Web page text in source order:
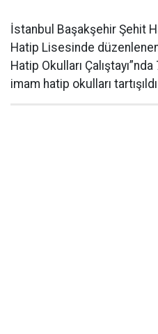
İstanbul Başakşehir Şehit
Hatip Lisesinde
Hatip Okulları
imam hatip okulları tartışıldı